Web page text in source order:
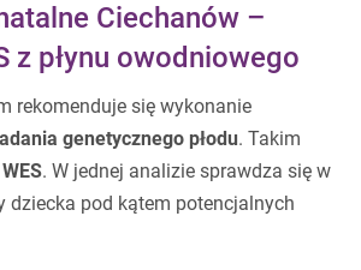
Ciechanów –
z płynu owodniowego
rekomenduje się wykonanie
genetycznego płodu. Takim
. W jednej analizie sprawdza się w
dziecka pod kątem potencjalnych